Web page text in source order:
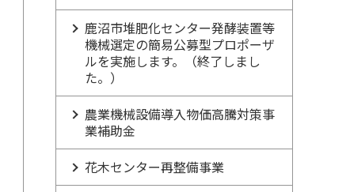
鹿沼市堆肥化センター発酵装置等
機械選定の簡易公募型プロポーザ
ルを実施します。（終了しまし
た。）
農業機械設備導入物価高騰対策事
業補助金
花木センター再整備事業